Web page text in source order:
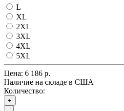
L
XL
2XL
3XL
4XL
5XL
Цена: 6 186 р.
Наличие на складе в США
Количество:
+